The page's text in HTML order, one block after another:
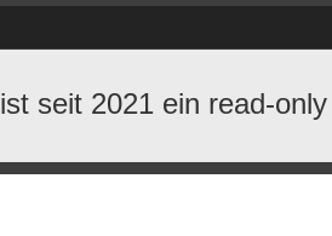
ist seit 2021 ein read-